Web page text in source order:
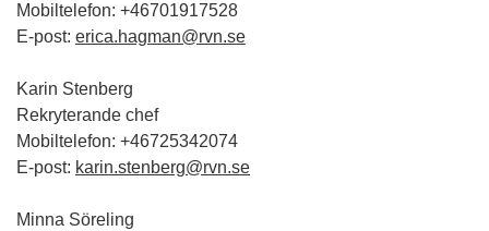
Mobiltelefon: +46701917528
E-post: erica.hagman@rvn.se
Karin Stenberg
Rekryterande chef
Mobiltelefon: +46725342074
E-post: karin.stenberg@rvn.se
Minna Söreling